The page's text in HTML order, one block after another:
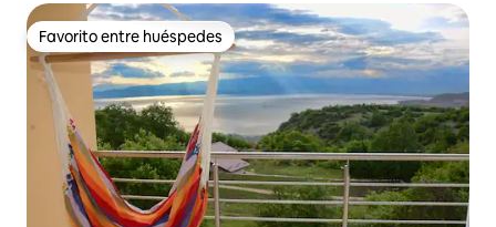
Favorito entre huéspedes
Favorito entre huéspedes